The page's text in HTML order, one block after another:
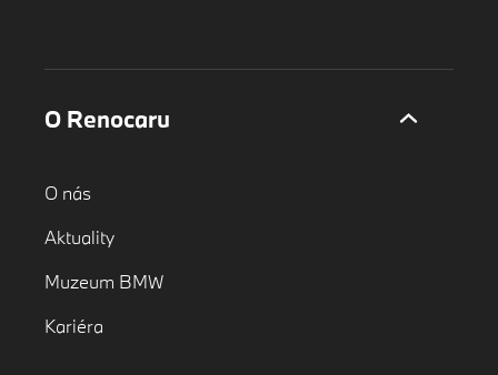
O Renocaru
O nás
Aktuality
Muzeum BMW
Kariéra